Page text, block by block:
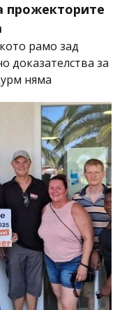
прожекторите
рамо зад
доказателства за
няма